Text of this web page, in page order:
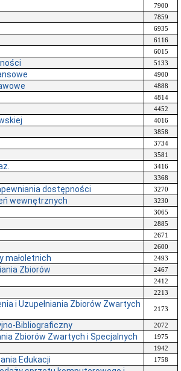
7900
7859
6935
6116
6015
5133
4900
4888
4814
4452
4016
3858
3734
3581
3416
3368
dostępności
3270
wewnętrznych
3230
3065
2885
2671
2600
małoletnich
2493
Zbiorów
2467
2412
2213
i Uzupełniania Zbiorów Zwartych
2173
Bibliograficzny
2072
Zbiorów Zwartych i Specjalnych
1975
1942
Edukacji 1758